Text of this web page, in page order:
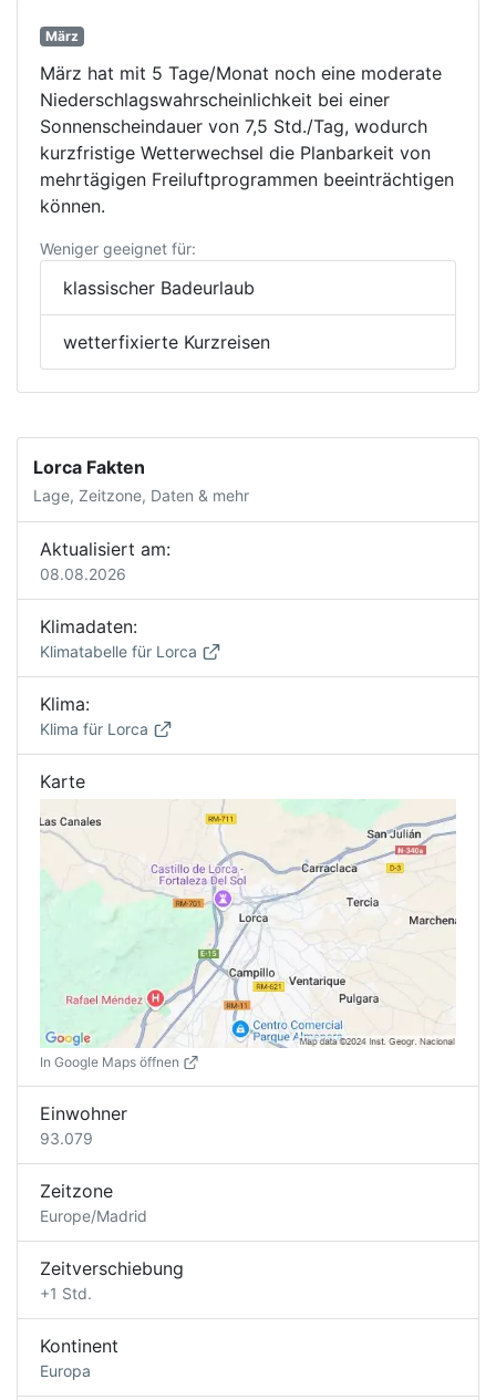
März
März hat mit 5 Tage/Monat noch eine moderate
Niederschlagswahrscheinlichkeit bei einer
Sonnenscheindauer von 7,5 Std./Tag, wodurch
kurzfristige Wetterwechsel die Planbarkeit von
mehrtägigen Freiluftprogrammen beeinträchtigen
können.
Weniger geeignet für:
klassischer Badeurlaub
wetterfixierte Kurzreisen
Lorca Fakten
Lage, Zeitzone, Daten & mehr
Aktualisiert am:
08.08.2026
Klimadaten:
Klimatabelle für Lorca
Klima:
Klima für Lorca
Karte
In Google Maps öffnen
Einwohner
93.079
Zeitzone
Europe/Madrid
Zeitverschiebung
+1 Std.
Kontinent
Europa